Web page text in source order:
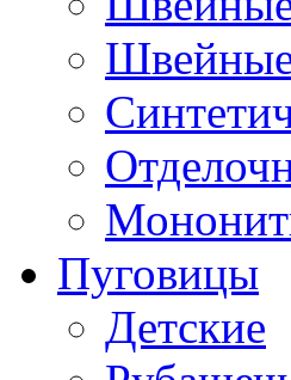
Швейные
Пуговицы
Детские